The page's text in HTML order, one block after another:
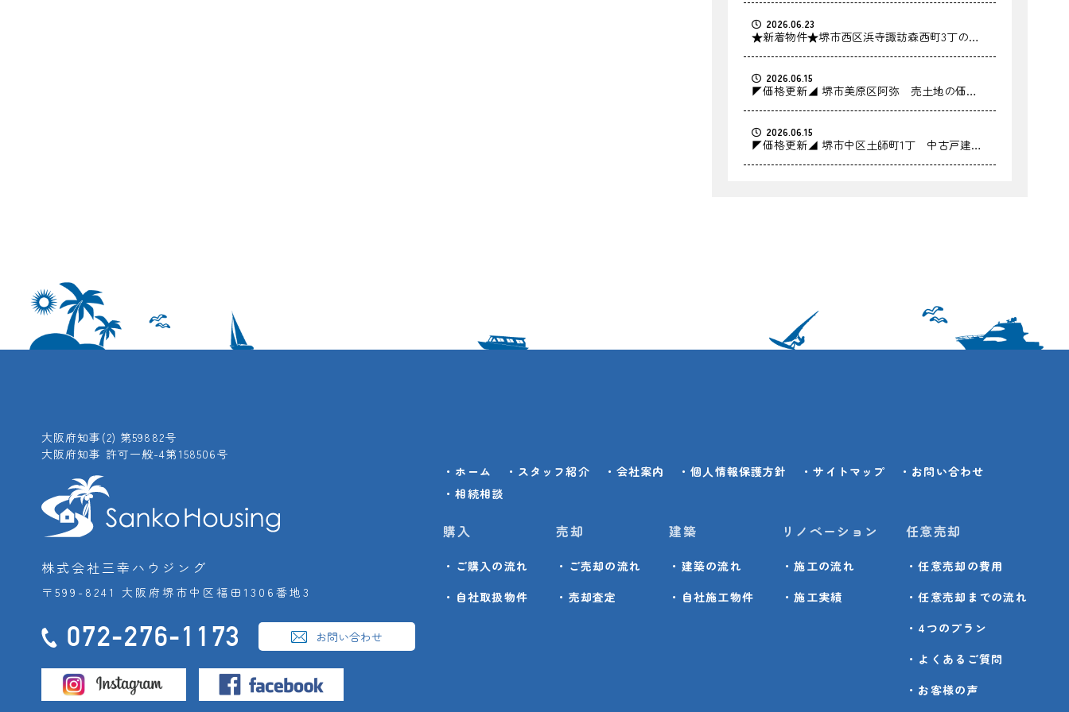
2026.06.23
★新着物件★堺市西区浜寺諏訪森西町3丁の中
2026.06.15
◤価格更新◢ 堺市美原区阿弥 売土地の価格
2026.06.15
◤価格更新◢ 堺市中区土師町1丁 中古戸建の
大阪府知事(2) 第59882号
大阪府知事 許可一般-4第158506号
株式会社三幸ハウジング
〒599-8241 大阪府堺市中区福田1306番地3
072-276-1173 お問い合わせ
・ホーム ・スタッフ紹介 ・会社案内 ・個人情報保護方針 ・サイトマップ
・お問い合わせ
・相続相談
購入
・ご購入の流れ
・自社取扱物件
売却
・ご売却の流れ
・売却査定
建築
・建築の流れ
・自社施工物件
リノベーション
・施工の流れ
・施工実績
任意売却
・任意売却の費用
・任意売却までの流れ
・4つのプラン
・よくあるご質問
・お客様の声